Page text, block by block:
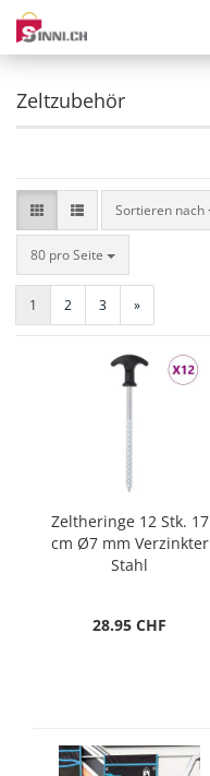
Zeltzubehör
Sortieren nach
Sortieren nach
80 pro Seite
pro Seite
1 2 3 »
Zeltheringe 12 Stk. 17
cm Ø7 mm Verzinkter
Stahl
28.95 CHF